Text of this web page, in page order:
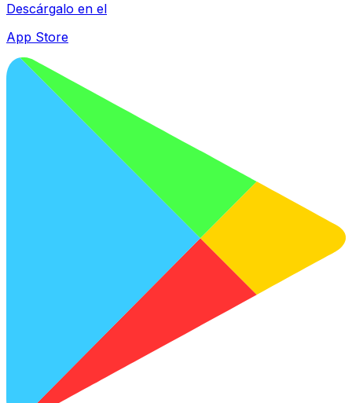
Descárgalo en el
App Store